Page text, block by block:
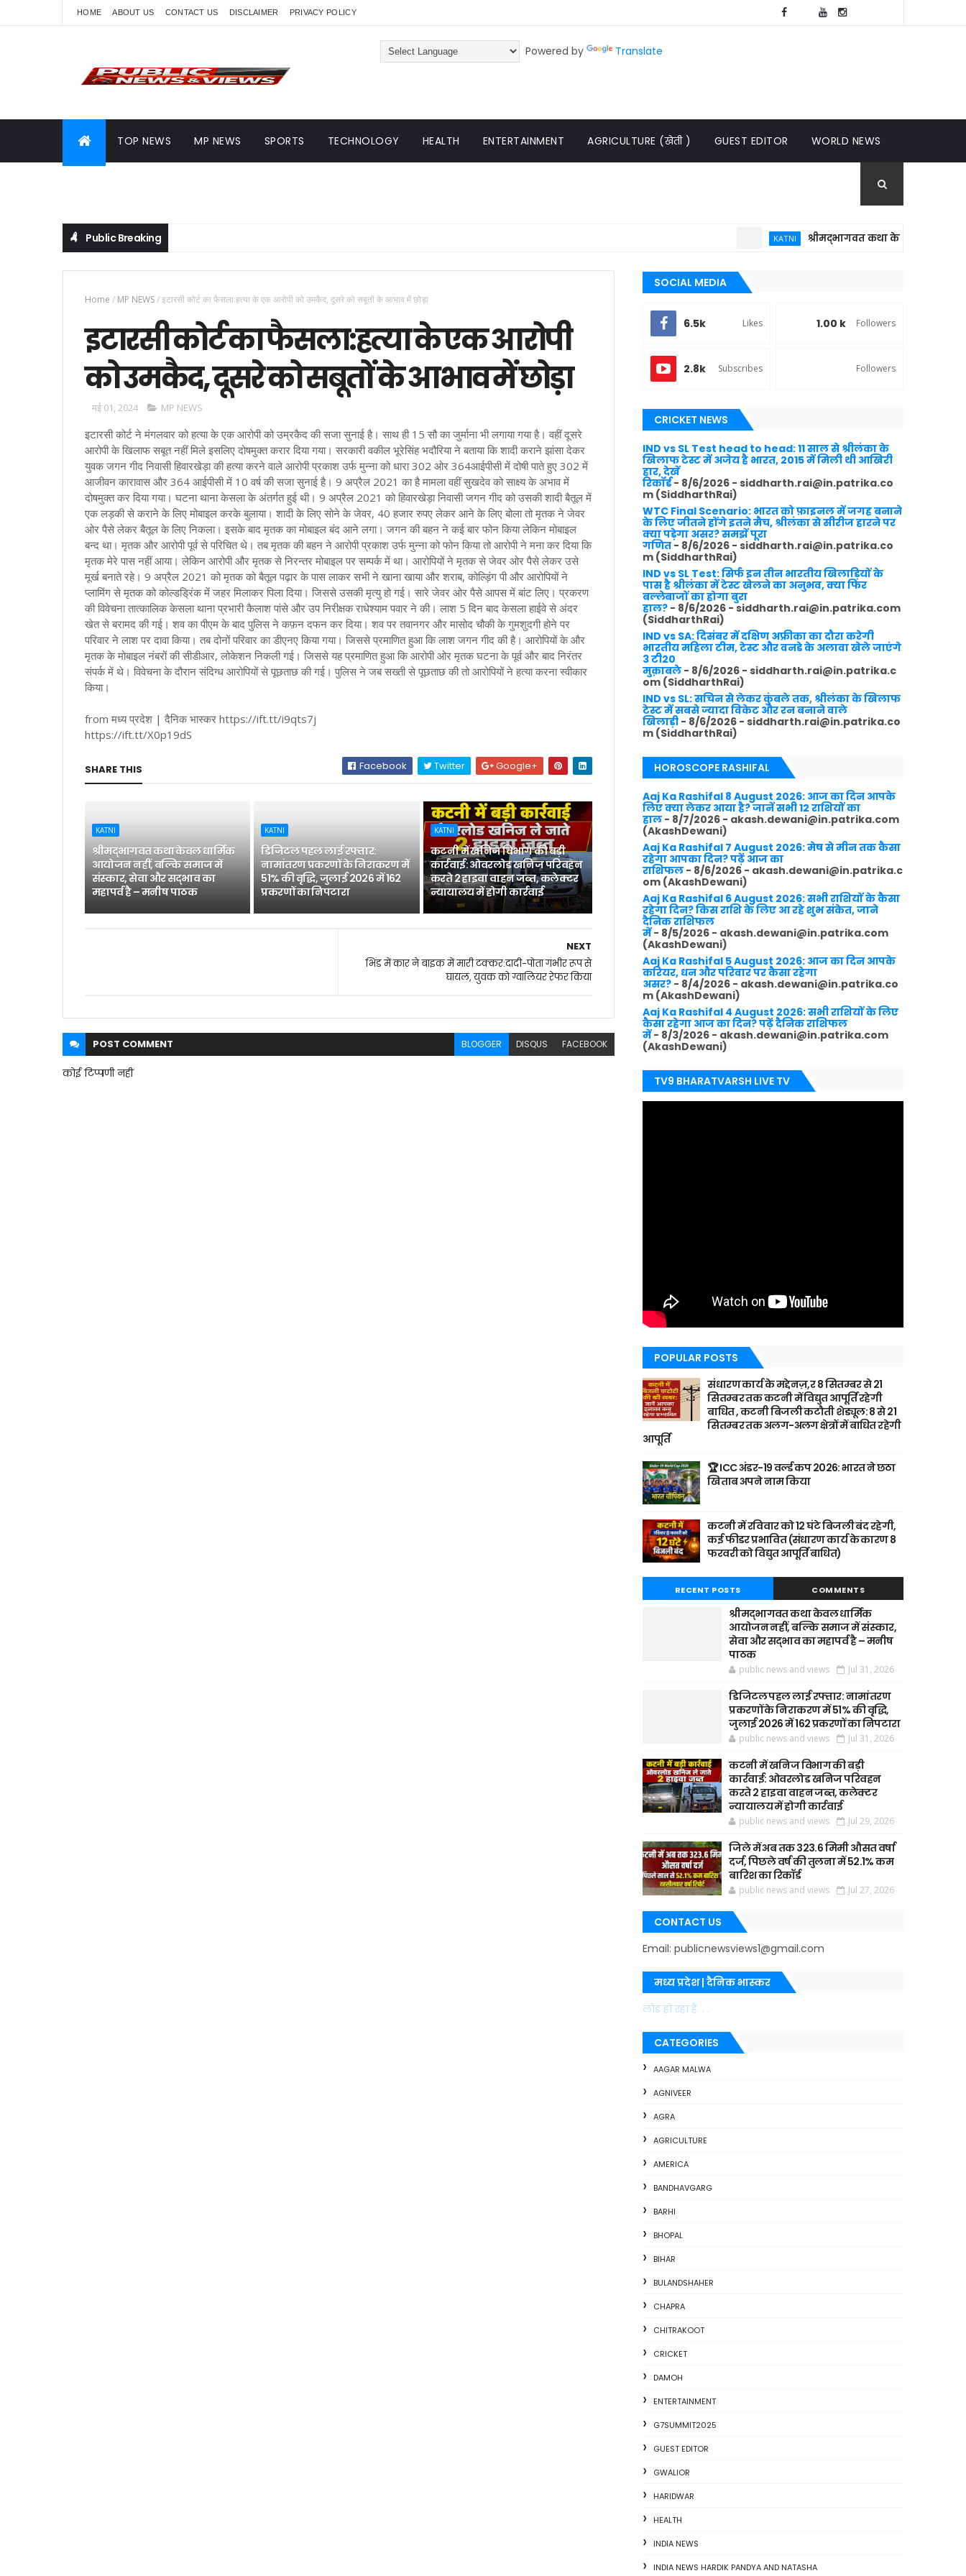
HOME ABOUT US CONTACT US DISCLAIMER PRIVACY POLICY
Powered by Translate
TOP NEWS MP NEWS SPORTS TECHNOLOGY HEALTH ENTERTAINMENT AGRICULTURE (खेती ) GUEST EDITOR WORLD NEWS
Public Breaking श्रीमद्भागवत कथा केवल धार्मिक आयोजन
Home / MP NEWS/इटारसी कोर्ट का फैसला:हत्या के एक आरोपी को उमकैद, दूसरे को सबूतों के आभाव में छोड़ा
इटारसी कोर्ट का फैसला:हत्या के एक आरोपी
को उमकैद, दूसरे को सबूतों के आभाव में छोड़ा
मई 01, 2024 MP NEWS
इटारसी कोर्ट ने मंगलवार को हत्या के एक आरोपी को उम्रकैद की सजा सुनाई है। साथ ही 15 सौ का जुर्माना भी लगाया गया है। वहीं दूसरे
आरोपी के खिलाफ सबूत नहीं मिले इसलिए दोषमुक्त करार दिया गया। सरकारी वकील भूरेसिंह भदौरिया ने बताया कि शादी कराने झांसा देकर
युवक जगन गीद निवासी हिवारखेड़ा की हत्या करने वाले आरोपी प्रकाश उर्फ मुन्ना को धारा 302 ओर 364आईपीसी में दोषी पाते हुए 302 में
आजीवन कारावास और 364 आईपीसी में 10 वर्ष की सजा सुनाई है। 9 अप्रैल 2021 का है मामला वहीं सुखदेव को साक्ष्य के अभाव में
दोषमुक्त कर दिया गया। घटना थाना केसला के अंतर्गत हुई थी। 9 अप्रैल 2021 को हिवारखेड़ा निवासी जगन गीद को उसकी शादी बैतूल में
एक लड़की से कराने के लिए मोबाइल करके बुलाया। शादी के लिए सोने के जेवर, 40 हजार रुपए लेकर आने के लिए बोला तो मृतक ने जेवर
ओर पैसे लेकर बैतूल के लिए निकला। इसके बाद मृतक का मोबाइल बंद आने लगा। जगन की बहन ने कई बार फोन किया लेकिन मोबाइल
बन्द था। मृतक और आरोपी पूर्व से परिचित थे। तब मृतक की बहन ने आरोपी प्रकाश उर्फ मुन्ना को फोन किया तो आरोपी ने मना कर दिया कि
मृतक मेरे पास नहीं आया। लेकिन आरोपी और मृतक से निरन्तर मोबाइल पर सम्पर्क में था। आरोपियों ने मृतक से जेवर ओर पैसे लेकर उसे
मूर्ख बनाते रहे। 9 अप्रैल 2021 को मृतक को बैतूल पढ़ार के पास लाकर सभी ने खाना खाया और शराब, कोल्ड़िंग पी और आरोपियों ने
प्लामिंग से मृतक को कोल्डड्रिंक में जहर मिलाकर पिला दिया। जिससे उसकी मृत्यु हो गई। सारे जेवर ओर पैसे आपस में बांट लिए। प्रकरण
की विवेचना तात्कालिक केसला थाना प्रभारी कैलाश पांसे और उप निरीक्षक राधेश्याम पवार ने की। लाश 5 दिन बाद केसला हाईवे से अंदर
खेत से बरामद की गई। शव का पीएम के बाद पुलिस ने कफ़न दफन कर दिया। शव पर तवानगर और मासोद चौकी के गुमशुदगी होने पर
परिवार ने लाश पर दावा किया। तब दोनों परिवार का डीएनए किया गया। जिससे प्रमाणित हुआ कि लाश जगन गीद की है। आरोपियों के और
मृतक के मोबाइल नंबरों की सीडीआर, लोकेशन निकली गई। जिससे यह प्रमाणित हुआ कि आरोपी ओर मृतक घटना के पूर्व और बाद निरंतर
संपर्क में थे। विवेचना के दौरान संदिग्ध आरोपियों से पूछताछ की गई। पुलिस ने जब सख्ती से पूछताछ की तो आरोपियों ने हत्या करना स्वीकार
किया।
from मध्य प्रदेश | दैनिक भास्कर https://ift.tt/i9qts7j
https://ift.tt/X0p19dS
SHARE THIS Facebook Twitter Google+
KATNI
श्रीमद्भागवत कथा केवल धार्मिक
आयोजन नहीं, बल्कि समाज में
संस्कार, सेवा और सद्भाव का
महापर्व है – मनीष पाठक
KATNI
डिजिटल पहल लाई रफ्तार:
नामांतरण प्रकरणों के निराकरण में
51% की वृद्धि, जुलाई 2026 में 162
प्रकरणों का निपटारा
KATNI
कटनी में खनिज विभाग की बड़ी
कार्रवाई: ओवरलोड खनिज परिवहन
करते 2 हाइवा वाहन जब्त, कलेक्टर
न्यायालय में होगी कार्रवाई
NEXT
भिंड में कार ने बाइक में मारी टक्कर:दादी-पोता गंभीर रूप से
घायल, युवक को ग्वालियर रेफर किया
POST COMMENT BLOGGER DISQUS FACEBOOK
कोई टिप्पणी नहीं
SOCIAL MEDIA
6.5k Likes 1.00 k Followers
2.8k Subscribes Followers
CRICKET NEWS
IND vs SL Test head to head: 11 साल से श्रीलंका के
खिलाफ टेस्ट में अजेय है भारत, 2015 में मिली थी आखिरी
हार, देखें
रिकॉर्ड- 8/6/2026 - siddharth.rai@in.patrika.co
m (SiddharthRai)
WTC Final Scenario: भारत को फ़ाइनल में जगह बनाने
के लिए जीतने होंगे इतने मैच, श्रीलंका से सीरीज हारने पर
क्या पड़ेगा असर? समझें पूरा
गणित- 8/6/2026 - siddharth.rai@in.patrika.co
m (SiddharthRai)
IND vs SL Test: सिर्फ इन तीन भारतीय खिलाड़ियों के
पास है श्रीलंका में टेस्ट खेलने का अनुभव, क्या फिर
बल्लेबाजों का होगा बुरा
हाल? - 8/6/2026 - siddharth.rai@in.patrika.com
(SiddharthRai)
IND vs SA: दिसंबर में दक्षिण अफ्रीका का दौरा करेगी
भारतीय महिला टीम, टेस्ट और वनडे के अलावा खेले जाएंगे
3 टी20
मुक़ाबले - 8/6/2026 - siddharth.rai@in.patrika.c
om (SiddharthRai)
IND vs SL: सचिन से लेकर कुंबले तक, श्रीलंका के खिलाफ
टेस्ट में सबसे ज्यादा विकेट और रन बनाने वाले
खिलाड़ी - 8/6/2026 - siddharth.rai@in.patrika.co
m (SiddharthRai)
HOROSCOPE RASHIFAL
Aaj Ka Rashifal 8 August 2026: आज का दिन आपके
लिए क्या लेकर आया है? जानें सभी 12 राशियों का
हाल - 8/7/2026 - akash.dewani@in.patrika.com
(AkashDewani)
Aaj Ka Rashifal 7 August 2026: मेष से मीन तक कैसा
रहेगा आपका दिन? पढ़ें आज का
राशिफल - 8/6/2026 - akash.dewani@in.patrika.c
om (AkashDewani)
Aaj Ka Rashifal 6 August 2026: सभी राशियों के कैसा
रहेगा दिन? किस राशि के लिए आ रहे शुभ संकेत, जाने
दैनिक राशिफल
में- 8/5/2026 - akash.dewani@in.patrika.com
(AkashDewani)
Aaj Ka Rashifal 5 August 2026: आज का दिन आपके
करियर, धन और परिवार पर कैसा रहेगा
असर? - 8/4/2026 - akash.dewani@in.patrika.co
m (AkashDewani)
Aaj Ka Rashifal 4 August 2026: सभी राशियों के लिए
कैसा रहेगा आज का दिन? पढ़ें दैनिक राशिफल
में- 8/3/2026 - akash.dewani@in.patrika.com
(AkashDewani)
TV9 BHARATVARSH LIVE TV
POPULAR POSTS
संधारण कार्य के मद्देनज़,र 8 सितम्बर से 21
सितम्बर तक कटनी में विद्युत आपूर्ति रहेगी
बाधित , कटनी बिजली कटौती शेड्यूल: 8 से 21
सितम्बर तक अलग-अलग क्षेत्रों में बाधित रहेगी
आपूर्ति
🏆 ICC अंडर-19 वर्ल्ड कप 2026: भारत ने छठा
खिताब अपने नाम किया
कटनी में रविवार को 12 घंटे बिजली बंद रहेगी,
कई फीडर प्रभावित (संधारण कार्य के कारण 8
फरवरी को विद्युत आपूर्ति बाधित)
RECENT POSTS COMMENTS
श्रीमद्भागवत कथा केवल धार्मिक
आयोजन नहीं, बल्कि समाज में संस्कार,
सेवा और सद्भाव का महापर्व है – मनीष
पाठक
public news and views Jul 31, 2026
डिजिटल पहल लाई रफ्तार: नामांतरण
प्रकरणों के निराकरण में 51% की वृद्धि,
जुलाई 2026 में 162 प्रकरणों का निपटारा
public news and views Jul 31, 2026
कटनी में खनिज विभाग की बड़ी
कार्रवाई: ओवरलोड खनिज परिवहन
करते 2 हाइवा वाहन जब्त, कलेक्टर
न्यायालय में होगी कार्रवाई
public news and views Jul 29, 2026
जिले में अब तक 323.6 मिमी औसत वर्षा
दर्ज, पिछले वर्ष की तुलना में 52.1% कम
बारिश का रिकॉर्ड
public news and views Jul 27, 2026
CONTACT US
Email: publicnewsviews1@gmail.com
मध्य प्रदेश | दैनिक भास्कर
लोड हो रहा है. . .
CATEGORIES
AAGAR MALWA
AGNIVEER
AGRA
AGRICULTURE
AMERICA
BANDHAVGARG
BARHI
BHOPAL
BIHAR
BULANDSHAHER
CHAPRA
CHITRAKOOT
CRICKET
DAMOH
ENTERTAINMENT
G7SUMMIT2025
GUEST EDITOR
GWALIOR
HARIDWAR
HEALTH
INDIA NEWS
INDIA NEWS HARDIK PANDYA AND NATASHA